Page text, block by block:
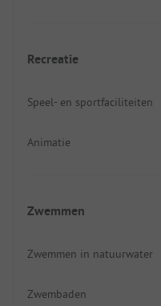
Recreatie
Speel- en sportfaciliteiten
Animatie
Zwemmen
Zwemmen in natuurwater
Zwembaden